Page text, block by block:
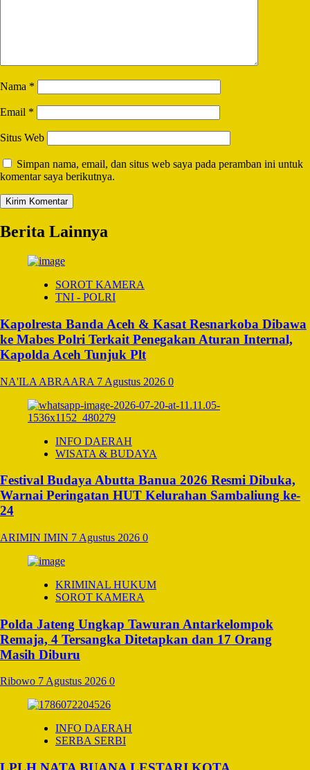
Nama *
Email *
Situs Web
Simpan nama, email, dan situs web saya pada peramban ini untuk
komentar saya berikutnya.
Berita Lainnya
SOROT KAMERA
TNI - POLRI
Kapolresta Banda Aceh & Kasat Resnarkoba Dibawa
ke Mabes Polri Terkait Penegakan Aturan Internal,
Kapolda Aceh Tunjuk Plt
NA'ILA ABRAARA 7 Agustus 2026 0
INFO DAERAH
WISATA & BUDAYA
Festival Budaya Abutta Banua 2026 Resmi Dibuka,
Warnai Peringatan HUT Kelurahan Sambaliung ke-
24
ARIMIN IMIN 7 Agustus 2026 0
KRIMINAL HUKUM
SOROT KAMERA
Polda Jateng Ungkap Tawuran Antarkelompok
Remaja, 4 Tersangka Ditetapkan dan 17 Orang
Masih Diburu
Ribowo 7 Agustus 2026 0
INFO DAERAH
SERBA SERBI